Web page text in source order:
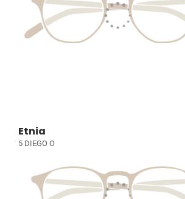
Etnia
5 DIEGO O